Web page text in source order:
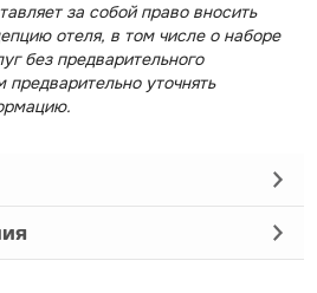
за собой право вносить
отеля, в том числе о наборе
без предварительного
уточнять